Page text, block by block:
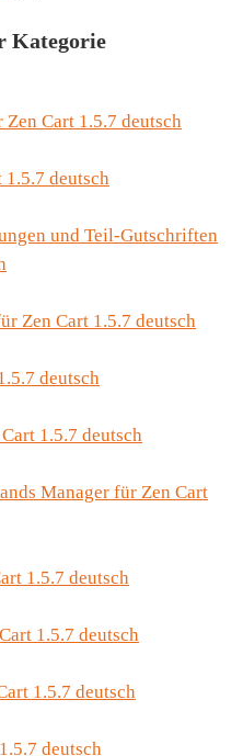
Kategorie
Cart 1.5.7 deutsch
1.5.7 deutsch
und Teil-Gutschriften
Zen Cart 1.5.7 deutsch
deutsch
1.5.7 deutsch
Manager für Zen Cart
1.5.7 deutsch
1.5.7 deutsch
1.5.7 deutsch
deutsch